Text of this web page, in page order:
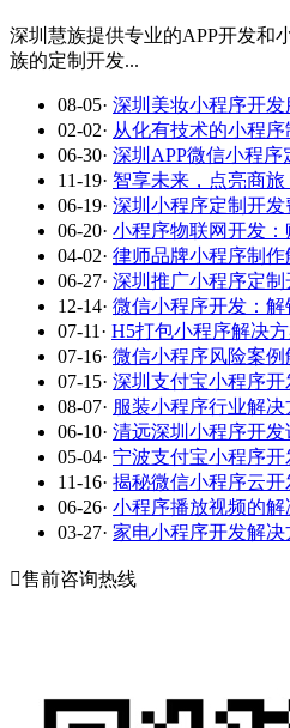
深圳慧族提供专业的APP开发和
族的定制开发...
08-05· 深圳美妆小程序开
02-02· 从化有技术的小程
06-30· 深圳APP微信小程序
11-19· 智享未来，点亮商
06-19· 深圳小程序定制开发
06-20· 小程序物联网开发
04-02· 律师品牌小程序制作
06-27· 深圳推广小程序定
12-14· 微信小程序开发：
07-11 · H5打包小程序解决
07-16· 微信小程序风险案例
07-15· 深圳支付宝小程序
08-07· 服装小程序行业解
06-10· 清远深圳小程序开
05-04· 宁波支付宝小程序开
11-16· 揭秘微信小程序云
06-26· 小程序播放视频的解
03-27· 家电小程序开发解
售前咨询热线